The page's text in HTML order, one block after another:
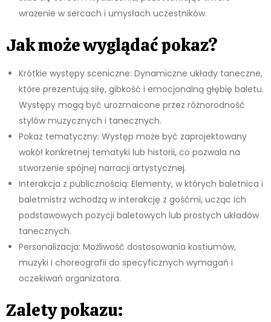
wrażenie w sercach i umysłach uczestników.
Jak może wyglądać pokaz?
Krótkie występy sceniczne: Dynamiczne układy taneczne,
które prezentują siłę, gibkość i emocjonalną głębię baletu.
Występy mogą być urozmaicone przez różnorodność
stylów muzycznych i tanecznych.
Pokaz tematyczny: Występ może być zaprojektowany
wokół konkretnej tematyki lub historii, co pozwala na
stworzenie spójnej narracji artystycznej.
Interakcja z publicznością: Elementy, w których baletnica i
baletmistrz wchodzą w interakcję z gośćmi, ucząc ich
podstawowych pozycji baletowych lub prostych układów
tanecznych.
Personalizacja: Możliwość dostosowania kostiumów,
muzyki i choreografii do specyficznych wymagań i
oczekiwań organizatora.
Zalety pokazu: